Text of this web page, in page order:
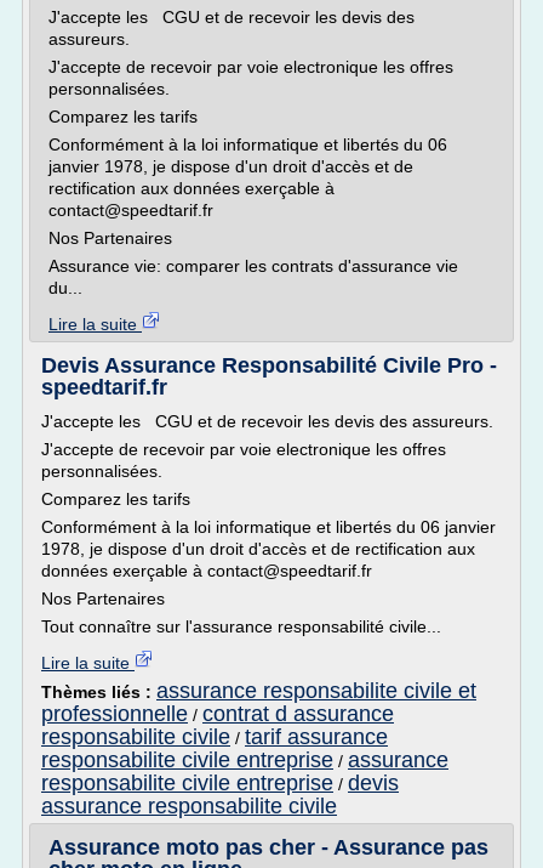
J'accepte les CGU et de recevoir les devis des
assureurs.
J'accepte de recevoir par voie electronique les offres
personnalisées.
Comparez les tarifs
Conformément à la loi informatique et libertés du 06
janvier 1978, je dispose d'un droit d'accès et de
rectification aux données exerçable à
contact@speedtarif.fr
Nos Partenaires
Assurance vie: comparer les contrats d'assurance vie
du...
Lire la suite
Devis Assurance Responsabilité Civile Pro -
speedtarif.fr
J'accepte les CGU et de recevoir les devis des assureurs.
J'accepte de recevoir par voie electronique les offres
personnalisées.
Comparez les tarifs
Conformément à la loi informatique et libertés du 06 janvier
1978, je dispose d'un droit d'accès et de rectification aux
données exerçable à contact@speedtarif.fr
Nos Partenaires
Tout connaître sur l'assurance responsabilité civile...
Lire la suite
Thèmes liés : assurance responsabilite civile et
professionnelle / contrat d assurance
responsabilite civile / tarif assurance
responsabilite civile entreprise / assurance
responsabilite civile entreprise / devis
assurance responsabilite civile
Assurance moto pas cher - Assurance pas